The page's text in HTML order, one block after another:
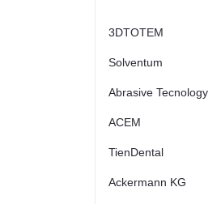
3DTOTEM
Solventum
Abrasive Tecnology
ACEM
TienDental
Ackermann KG